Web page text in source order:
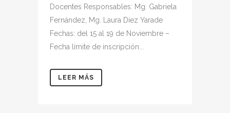
Docentes Responsables: Mg. Gabriela
Fernández, Mg. Laura Diez Yarade
Fechas: del 15 al 19 de Noviembre –
Fecha límite de inscripción...
LEER MÁS